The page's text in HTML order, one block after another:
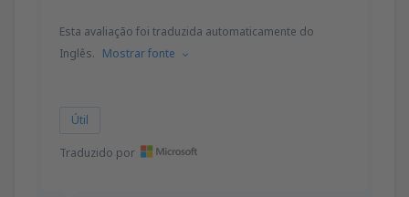
Esta avaliação foi traduzida automaticamente do
Inglês. Mostrar fonte
Útil
Traduzido por